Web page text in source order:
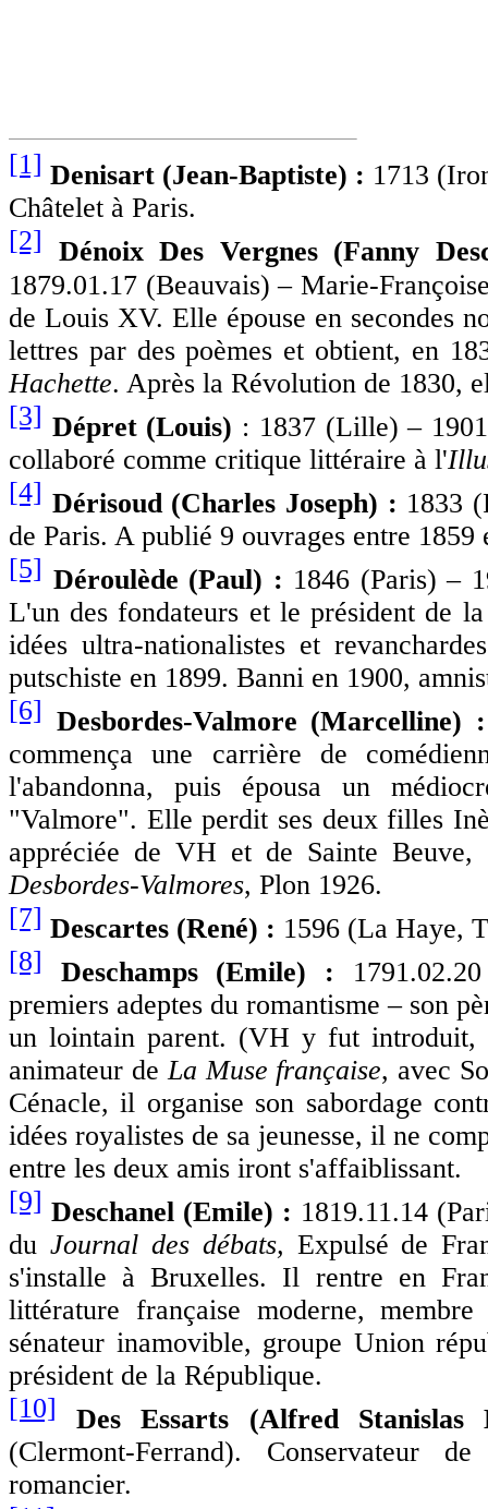
[1] Denisart (Jean-Baptiste) : 1713
Châtelet à Paris.
[2] Dénoix Des Vergnes (Fanny
1879.01.17 (Beauvais) – Marie-
de Louis XV. Elle épouse en secondes
lettres par des poèmes et obtient, en
Hachette. Après la Révolution de 1830,
[3] Dépret (Louis) : 1837 (Lille) –
collaboré comme critique littéraire à l'
[4] Dérisoud (Charles Joseph) : 1833
de Paris. A publié 9 ouvrages entre 1859
[5] Déroulède (Paul) : 1846 (Paris) –
L'un des fondateurs et le président de
idées ultra-nationalistes et
putschiste en 1899. Banni en 1900,
[6] Desbordes-Valmore
commença une carrière de
l'abandonna, puis épousa un
"Valmore". Elle perdit ses deux filles
appréciée de VH et de Sainte
Desbordes-Valmores, Plon 1926.
[7] Descartes (René) : 1596 (La Haye,
[8]
Deschamps (Emile) : 1791.
premiers adeptes du romantisme – son
un lointain parent. (VH y fut introduit,
animateur deLa Muse française, avec
Cénacle, il organise son sabordage
idées royalistes de sa jeunesse, il ne
entre les deux amis iront s'affaiblissant.
[9] Deschanel (Emile) : 1819.11.14
du Journal des débats, Expulsé de
s'installe à Bruxelles. Il rentre en
littérature française moderne,
sénateur inamovible, groupe Union
président de la République.
[10]
Des Essarts (Alfred
(Clermont-Ferrand). Conservateur
romancier.